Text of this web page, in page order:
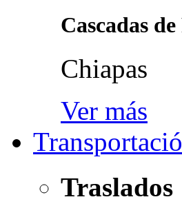
Cascadas
Chiapas
Ver más
Traslados